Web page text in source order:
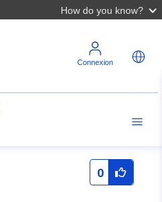
How do you know?
Connexion
0